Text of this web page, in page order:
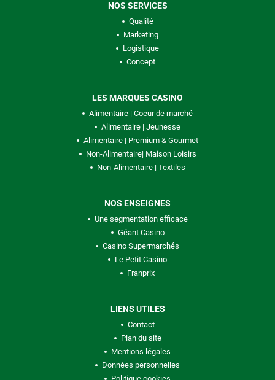
NOS SERVICES
Qualité
Marketing
Logistique
Concept
LES MARQUES CASINO
Alimentaire | Coeur de marché
Alimentaire | Jeunesse
Alimentaire | Premium & Gourmet
Non-Alimentaire| Maison Loisirs
Non-Alimentaire | Textiles
NOS ENSEIGNES
Une segmentation efficace
Géant Casino
Casino Supermarchés
Le Petit Casino
Franprix
LIENS UTILES
Contact
Plan du site
Mentions légales
Données personnelles